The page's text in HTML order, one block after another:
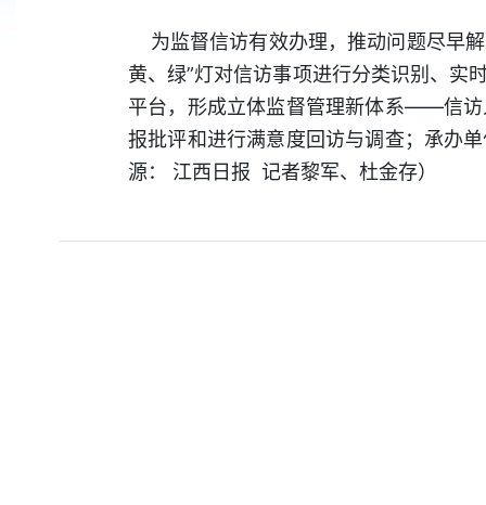
为监督信访有效办理，推动问题尽早解
黄、绿”灯对信访事项进行分类识别、实
平台，形成立体监督管理新体系——信访
报批评和进行满意度回访与调查；承办
源： 江西日报 记者黎军、杜金存）